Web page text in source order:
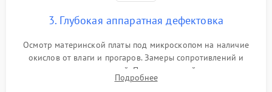
3. Глубокая аппаратная дефектовка
Осмотр материнской платы под микроскопом на наличие
окислов от влаги и прогаров. Замеры сопротивлений и
дежурных напряжений. Проверка цепей питания,
мультиконтроллера, процессора и видеочипа.
Подробнее